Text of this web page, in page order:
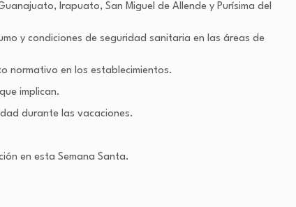
Irapuato, San Miguel de Allende y Purísima del
y condiciones de seguridad sanitaria en las áreas de
normativo en los establecimientos.
implican.
durante las vacaciones.
en esta Semana Santa.